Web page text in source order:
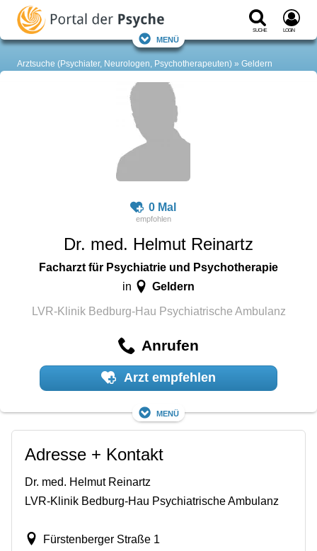
Suche Login
Menü
Arztsuche (Psychiater, Neurologen, Psychotherapeuten) Geldern
0 Mal
Dr. med. Helmut Reinartz
Facharzt für Psychiatrie und Psychotherapie
in Geldern
LVR-Klinik Bedburg-Hau Psychiatrische Ambulanz
Anrufen
Arzt empfehlen
Menü
Adresse + Kontakt
Dr. med. Helmut Reinartz
LVR-Klinik Bedburg-Hau Psychiatrische Ambulanz
Fürstenberger Straße 1